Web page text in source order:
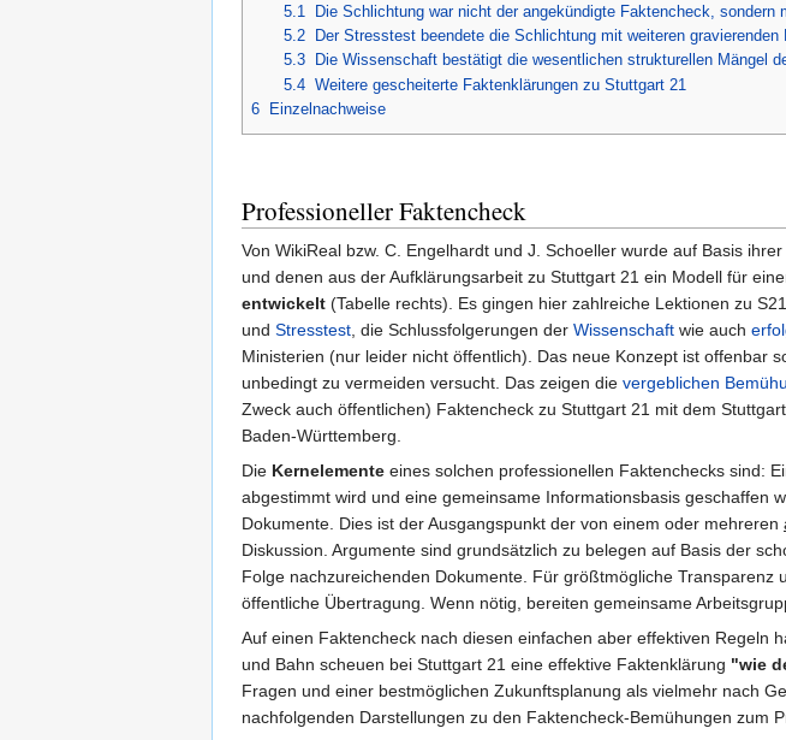
5.1
Die Schlichtung war nicht der angekündigte Faktencheck, sondern
5.2
Der Stresstest beendete die Schlichtung mit weiteren gravierenden
5.3
Die Wissenschaft bestätigt die wesentlichen strukturellen Mängel
5.4 Weitere gescheiterte Faktenklärungen zu Stuttgart 21
6
Einzelnachweise
Professioneller Faktencheck
Von WikiReal bzw. C. Engelhardt und J. Schoeller wurde auf Basis
und denen aus der Aufklärungsarbeit zu Stuttgart 21 ein Modell für
entwickelt (Tabelle rechts). Es gingen hier zahlreiche Lektionen zu
und Stresstest , die Schlussfolgerungen der Wissenschaft wie auch
Ministerien (nur leider nicht öffentlich). Das neue Konzept ist offenbar
unbedingt zu vermeiden versucht. Das zeigen die vergeblichen
Zweck auch öffentlichen) Faktencheck zu Stuttgart 21 mit dem
Baden-Württemberg.
Die Kernelemente eines solchen professionellen Faktenchecks sind:
abgestimmt wird und eine gemeinsame Informationsbasis geschaffen
Dokumente. Dies ist der Ausgangspunkt der von einem oder mehreren
Diskussion. Argumente sind grundsätzlich zu belegen auf Basis der
Folge nachzureichenden Dokumente. Für größtmögliche
öffentliche Übertragung. Wenn nötig, bereiten gemeinsame
Auf einen Faktencheck nach diesen einfachen aber effektiven Regeln
und Bahn scheuen bei Stuttgart 21 eine effektive Faktenklärung "wie
Fragen und einer bestmöglichen Zukunftsplanung als vielmehr nach
nachfolgenden Darstellungen zu den Faktencheck-Bemühungen zum